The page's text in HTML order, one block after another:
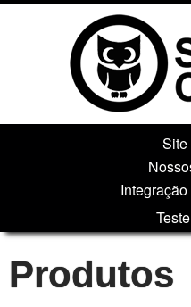
Site
Produtos